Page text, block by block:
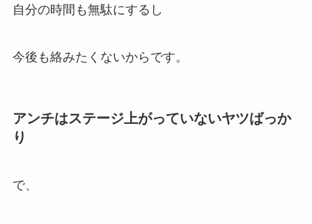
自分の時間も無駄にするし
今後も絡みたくないからです。
アンチはステージ上がっていないヤツばっか
り
で、